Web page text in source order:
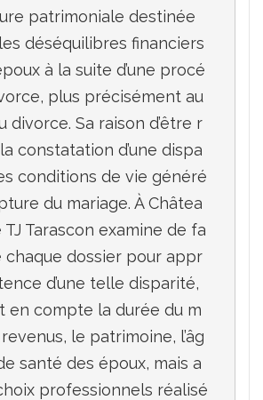
patrimoniale destinée
déséquilibres financiers
à la suite d’une procé
plus précisément au
divorce. Sa raison d’être r
constatation d’une dispa
conditions de vie généré
du mariage. À Châtea
Tarascon examine de fa
dossier pour appr
d’une telle disparité,
en compte la durée du m
le patrimoine, l’âg
santé des époux, mais a
professionnels réalisé